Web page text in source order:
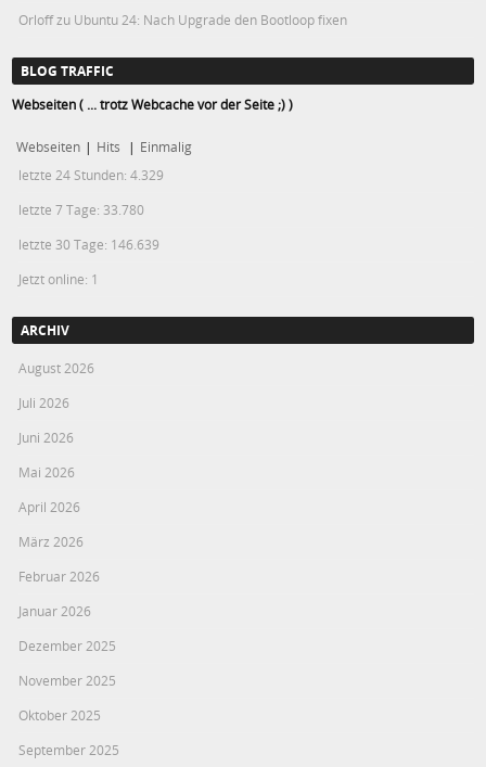
Orloffzu Ubuntu 24: Nach Upgrade den Bootloop fixen
BLOG TRAFFIC
Webseiten ( ... trotz Webcache vor der Seite ;) )
Webseiten | Hits | Einmalig
letzte 24 Stunden:4.329
letzte 7 Tage: 33.780
letzte 30 Tage: 146.639
Jetzt online: 1
ARCHIV
August 2026
Juli 2026
Juni 2026
Mai 2026
April 2026
März 2026
Februar 2026
Januar 2026
Dezember 2025
November 2025
Oktober 2025
September 2025